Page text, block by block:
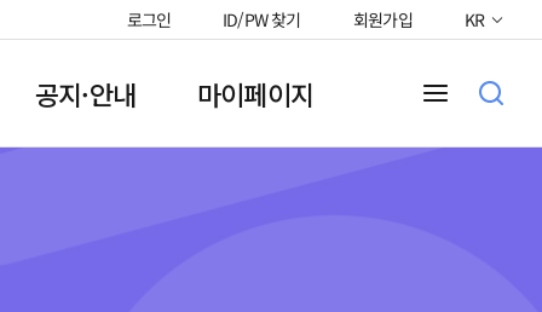
로그인 ID/PW 찾기 회원가입 KR
공지·안내 마이페이지